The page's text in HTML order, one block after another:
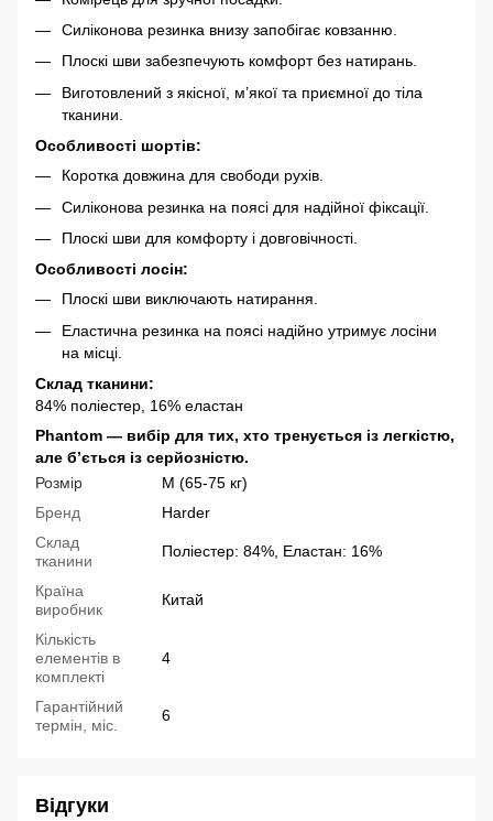
Силіконова резинка внизу запобігає ковзанню.
Плоскі шви забезпечують комфорт без натирань.
Виготовлений з якісної, м’якої та приємної до тіла
тканини.
Особливості шортів:
Коротка довжина для свободи рухів.
Силіконова резинка на поясі для надійної фіксації.
Плоскі шви для комфорту і довговічності.
Особливості лосін:
Плоскі шви виключають натирання.
Еластична резинка на поясі надійно утримує лосіни
на місці.
Склад тканини:
84% поліестер, 16% еластан
Phantom — вибір для тих, хто тренується із легкістю,
але бʼється із серйозністю.
Розмір
M (65-75 кг)
Бренд
Harder
Склад
тканини
Поліестер: 84%, Еластан: 16%
Країна
виробник
Китай
Кількість
елементів в
комплекті
4
Гарантійний
термін, міс.
6
Відгуки